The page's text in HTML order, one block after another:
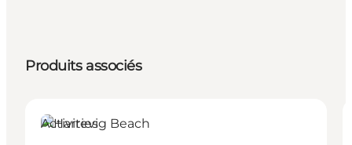
Produits associés
Activities